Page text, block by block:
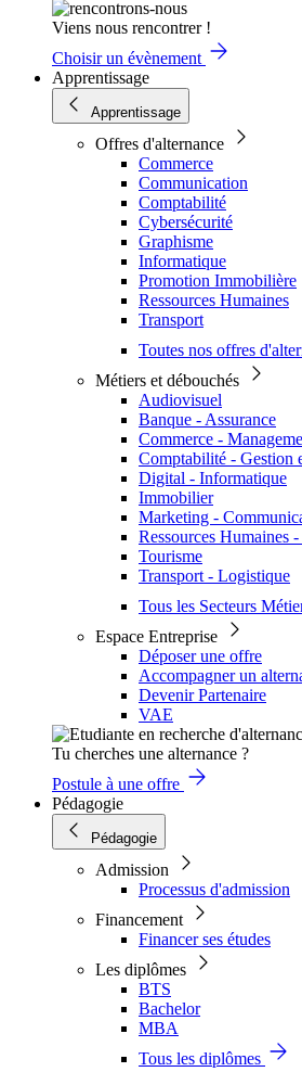
Viens nous rencontrer !
Choisir un évènement
Apprentissage
Apprentissage
Offres d'alternance
Commerce
Communication
Comptabilité
Cybersécurité
Graphisme
Informatique
Promotion Immobilière
Ressources Humaines
Transport
Toutes nos offres
Métiers et débouchés
Audiovisuel
Banque - Assurance
Commerce -
Comptabilité - Gestion
Digital - Informatique
Immobilier
Marketing -
Ressources Humaines -
Tourisme
Transport - Logistique
Tous les Secteurs
Espace Entreprise
Déposer une offre
Accompagner un
Devenir Partenaire
VAE
Tu cherches une alternance ?
Postule à une offre
Pédagogie
Pédagogie
Admission
Processus d'admission
Financement
Financer ses études
Les diplômes
BTS
Bachelor
MBA
Tous les diplômes